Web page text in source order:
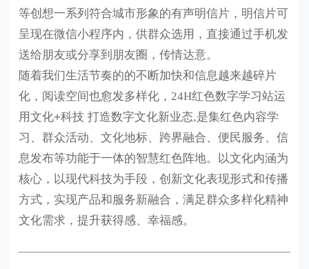
等创想一系列符合城市形象的有声明信片，明信片可
呈现在微信小程序内，供群众选用， 直接通过手机发
送给朋友或分享到朋友圈，传情达意。
随着我们生活节奏的的不断加快和信息越来越碎片
化，阅读空间也愈发多样化， 24H红色数字学习站运
用文化+科技 打造数字文化新业态,是集红色内容学
习、群众活动、文化地标、跨界融合、便民服务、信
息发布等功能于一体的智慧红色阵地。以文化内涵为
核心，以现代科技为手段，创新文化表现形式和传播
方式，实现产品和服务新融合，满足群众多样化精神
文化需求，提升获得感、幸福感。